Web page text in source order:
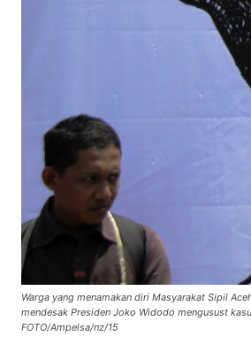
Warga yang menamakan diri Masyarakat Sipil
mendesak Presiden Joko Widodo mengusust
FOTO/Ampelsa/nz/15